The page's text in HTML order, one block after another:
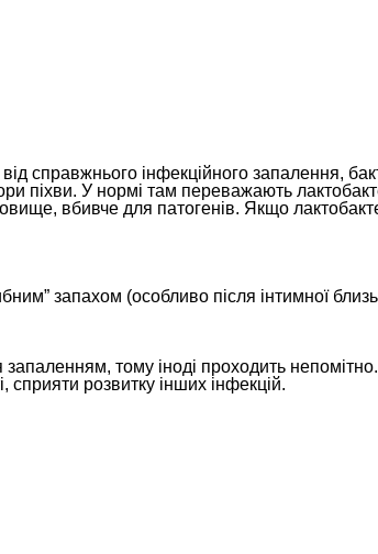
справжнього інфекційного запалення,
піхви. У нормі там переважають
вбивче для патогенів. Якщо
запахом (особливо після інтимної
тому іноді проходить
сприяти розвитку інших інфекцій.